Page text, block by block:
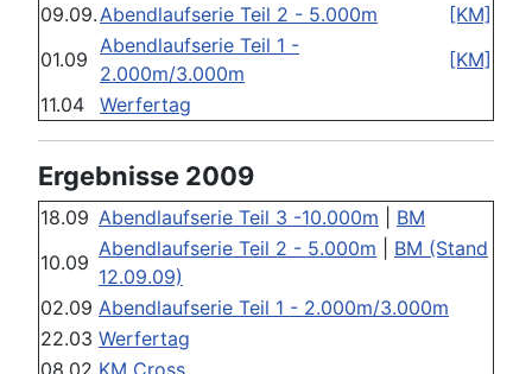
09.09. Abendlaufserie Teil 2 - 5.000m
[KM]
01.09
Abendlaufserie Teil 1 -
2.000m/3.000m
[KM]
11.04
Werfertag
Ergebnisse 2009
18.09 Abendlaufserie Teil 3 -10.000m
BM
10.09
Abendlaufserie Teil 2 - 5.000m
BM (Stand
12.09.09)
02.09 Abendlaufserie Teil 1 - 2.000m/3.000m
22.03 Werfertag
08.02 KM Cross